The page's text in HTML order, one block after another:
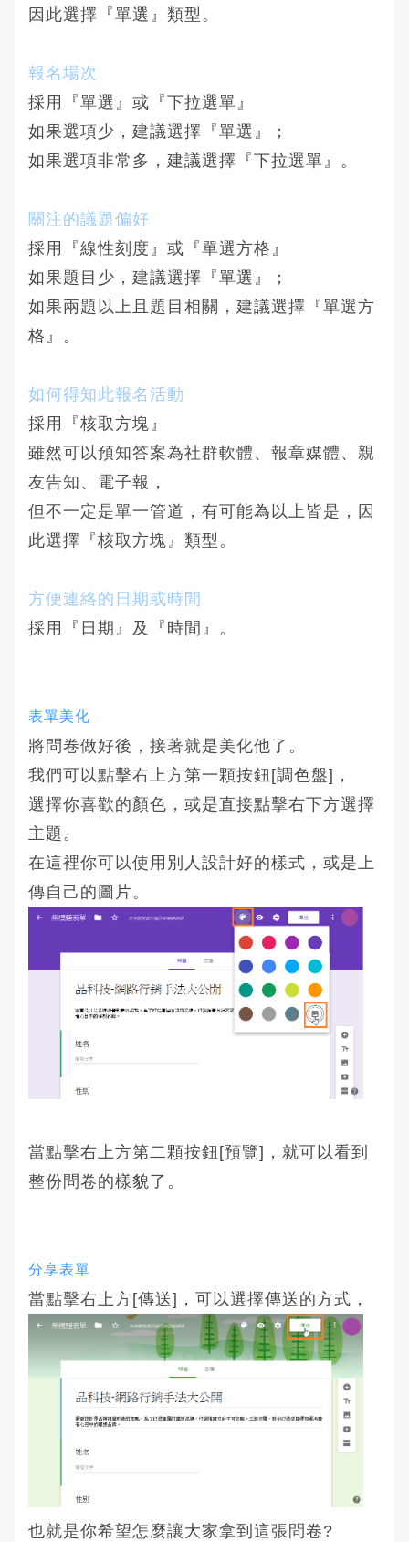
因此選擇『單選』類型。
​報名場次
採用『單選』或『下拉選單』
如果選項少，建議選擇『單選』；
如果選項非常多，建議選擇『下拉選單』。
​關注的議題偏好
採用『線性刻度』或『單選方格』
如果題目少，建議選擇『單選』；
如果兩題以上且題目相關，建議選擇『單選方
格』。
​如何得知此報名活動
採用『核取方塊』
雖然可以預知答案為社群軟體、報章媒體、親
友告知、電子報，
但不一定是單一管道，有可能為以上皆是，因
此選擇『核取方塊』類型。
​方便連絡的日期或時間
採用『日期』及『時間』。
表單美化
將問卷做好後，接著就是美化他了。
我們可以點擊右上方第一顆按鈕[調色盤]，
選擇你喜歡的顏色，或是直接點擊右下方選擇
主題。
在這裡你可以使用別人設計好的樣式，或是上
傳自己的圖片。
當點擊右上方第二顆按鈕[預覽]，就可以看到
整份問卷的樣貌了。
分享表單
當點擊右上方[傳送]，可以選擇傳送的方式，
也就是你希望怎麼讓大家拿到這張問卷?